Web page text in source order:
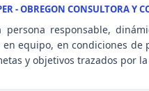
- OBREGON CONSULTORA Y
persona responsable,
equipo, en condiciones de
y objetivos trazados por